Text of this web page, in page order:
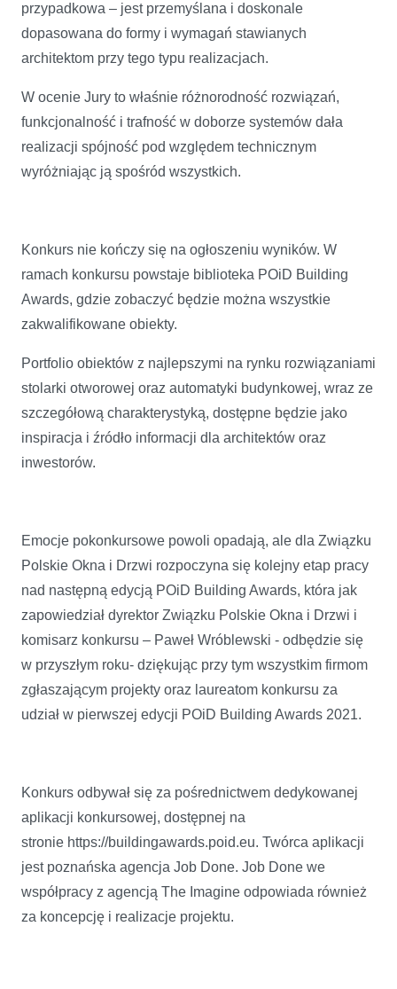
przypadkowa – jest przemyślana i doskonale
dopasowana do formy i wymagań stawianych
architektom przy tego typu realizacjach.
W ocenie Jury to właśnie różnorodność rozwiązań,
funkcjonalność i trafność w doborze systemów dała
realizacji spójność pod względem technicznym
wyróżniając ją spośród wszystkich.
Konkurs nie kończy się na ogłoszeniu wyników. W
ramach konkursu powstaje biblioteka POiD Building
Awards, gdzie zobaczyć będzie można wszystkie
zakwalifikowane obiekty.
Portfolio obiektów z najlepszymi na rynku rozwiązaniami
stolarki otworowej oraz automatyki budynkowej, wraz ze
szczegółową charakterystyką, dostępne będzie jako
inspiracja i źródło informacji dla architektów oraz
inwestorów.
Emocje pokonkursowe powoli opadają, ale dla Związku
Polskie Okna i Drzwi rozpoczyna się kolejny etap pracy
nad następną edycją POiD Building Awards, która jak
zapowiedział dyrektor Związku Polskie Okna i Drzwi i
komisarz konkursu – Paweł Wróblewski - odbędzie się
w przyszłym roku- dziękując przy tym wszystkim firmom
zgłaszającym projekty oraz laureatom konkursu za
udział w pierwszej edycji POiD Building Awards 2021.
Konkurs odbywał się za pośrednictwem dedykowanej
aplikacji konkursowej, dostępnej na
stronie https://buildingawards.poid.eu. Twórca aplikacji
jest poznańska agencja Job Done. Job Done we
współpracy z agencją The Imagine odpowiada również
za koncepcję i realizacje projektu.